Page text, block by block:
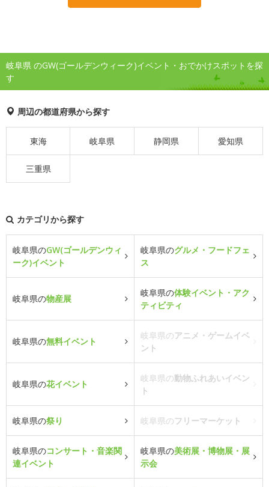
岐阜県 のGW(ゴールデンウィーク)イベント・おでかけスポットを探
す
周辺の都道府県から探す
東海 岐阜県 静岡県 愛知県
三重県
カテゴリから探す
岐阜県のGW(ゴールデンウィ
ーク)イベント
岐阜県のグルメ・フードフェ
ス
岐阜県の物産展
岐阜県の体験イベント・アク
ティビティ
岐阜県の無料イベント
岐阜県のアニメ・ゲームイベ
ント
岐阜県の花イベント
岐阜県の動物ふれあいイベン
ト
岐阜県の祭り 岐阜県のフリーマーケット
岐阜県のコンサート・音楽関
連イベント
岐阜県の美術展・博物展・展
示会